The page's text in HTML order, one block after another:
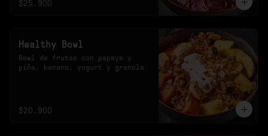
$25.900
Healthy Bowl
Bowl de frutas con papaya y
piña, banano, yogurt y granola.
$20.900